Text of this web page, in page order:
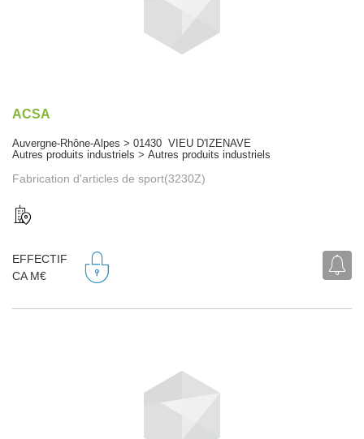
ACSA
Auvergne-Rhône-Alpes > 01430 VIEU D'IZENAVE
Autres produits industriels > Autres produits industriels
Fabrication d'articles de sport(3230Z)
EFFECTIF
CA M€